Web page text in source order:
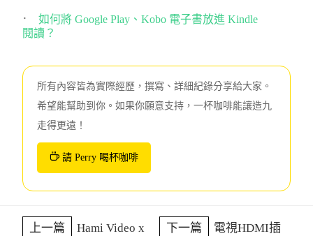
如何將 Google Play、Kobo 電子書放進 Kindle
閱讀？
所有內容皆為實際經歷，撰寫、詳細紀錄分享給大家。
希望能幫助到你。如果你願意支持，一杯咖啡能讓造九
走得更遠！
請 Perry 喝杯咖啡
上一篇
Hami Video x
下一篇
電視HDMI插